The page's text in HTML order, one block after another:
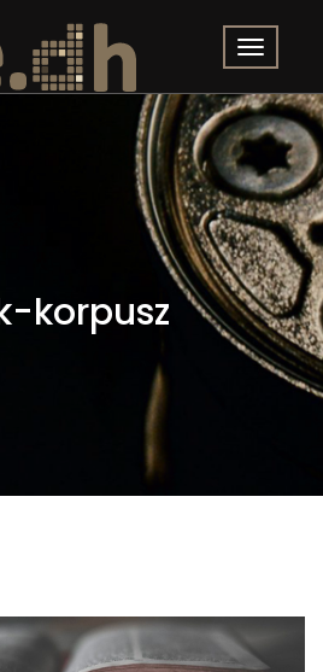
korpusz